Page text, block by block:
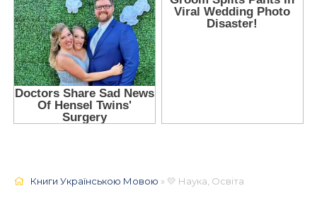
Книги Українською Мовою » 💛 Наука, Освіта